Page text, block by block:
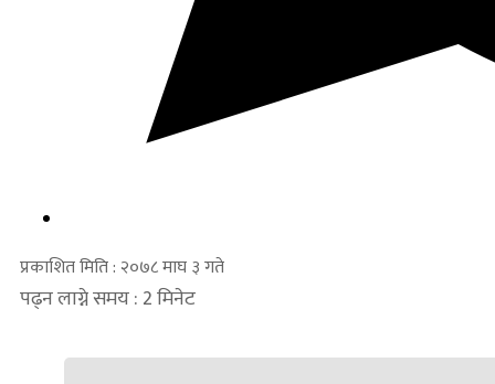
प्रकाशित मिति : २०७८ माघ ३ गते
पढ्न लाग्ने समय : 2 मिनेट